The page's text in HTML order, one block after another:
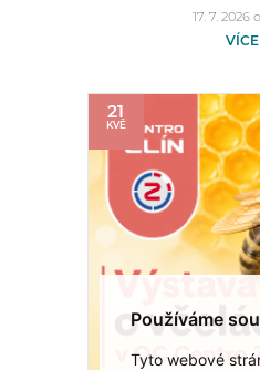
Používáme
Tyto webové
17. 7. 2026
VÍCE
21
KVĚ